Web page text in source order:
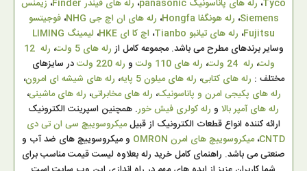
Tyco، رله های پاناسونیک panasonic ، رله های فیندر Finder ، زیمنس
Siemens، رله هونگفا Hongfa ، رله های ان اچ جی NHG ،فوجیتسو
Fujitsu، رله های تیانبو Tianbo ، اچ کا ای HKE ، لیمینگ LIMING
وسایر برندهای مطرح می باشد. مجموعه کامل از رله های 5 ولت ،
رله 12
ولت، رله 24 ولت ، رله های 110 ولت و رله 220 ولت
در سایزهای
مختلف : رله های کتابی، رله های میلون 5 پایه ، رله های شیشه ای امرون،
رله های پکیجی امرن و پاناسونیک، رله های مخابراتی، رله های ماشینی،
رله های آمپر بالا و رله کولری فیش خور. همچنین اسپرینت الکترونیک
ارائه کننده انواع قطعات الکترونیک از قبیلمیکروسوییچ سی ان تی دی
CNTD،میکروسوییچ های امرن OMRON
و میکروسوییچ های ضد آب و
صنعتی می باشد. راهنمای کامل خرید رله بعلاوه لیست قیمت مناسب برای